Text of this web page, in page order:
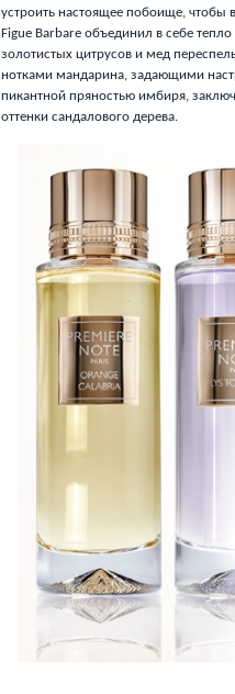
устроить настоящее побоище, чтобы
Figue Barbare объединил в себе
золотистых цитрусов и мед
нотками мандарина, задающими
пикантной пряностью имбиря,
оттенки сандалового дерева.